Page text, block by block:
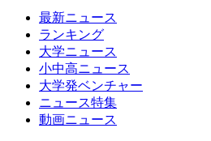
最新ニュース
ランキング
大学ニュース
小中高ニュース
大学発ベンチャー
ニュース特集
動画ニュース